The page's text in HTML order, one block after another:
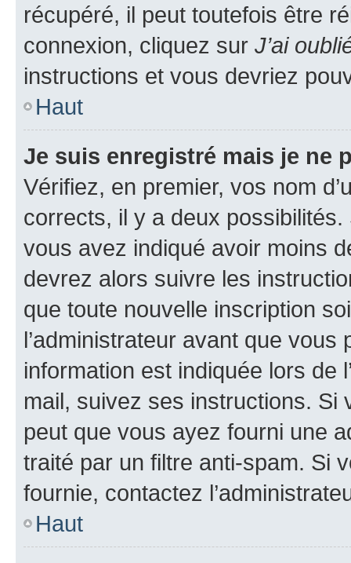
récupéré, il peut toutefois être
connexion, cliquez sur J’ai
instructions et vous devriez
Haut
Je suis enregistré mais je ne
Vérifiez, en premier, vos nom
corrects, il y a deux
vous avez indiqué avoir moins
devrez alors suivre les
que toute nouvelle inscription
l’administrateur avant que
information est indiquée lors de
mail, suivez ses instructions. Si
peut que vous ayez fourni une
traité par un filtre anti-spam. Si
fournie, contactez
Haut